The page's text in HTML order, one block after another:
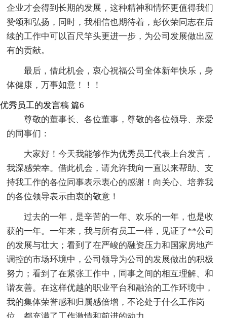
企业才会得到长期的发展，这种精神和情怀更值得我们
赞颂和弘扬，同时，我相信也期待着，彭伙荣同志在后
续的工作中可以百尺竿头更进一步，为公司发展做出应
有的贡献。
最后，借此机会，衷心祝福公司全体新年快乐，身
体健康，万事如意！！！
优秀员工的发言稿 篇6
尊敬的董事长、各位董事，尊敬的各位领导、亲爱
的同事们：
大家好！今天我能够作为优秀员工代表上台发言，
我深感荣幸。借此机会，请允许我向一直以来帮助、支
持我工作的各位同事表示衷心的感谢！向关心、培养我
的各位领导表示由衷的敬意！
过去的一年，是辛苦的一年、欢乐的一年，也是收
获的一年。一年来，我与所有员工一样，见证了**公司
的发展与壮大；看到了在严峻的融资压力和国家房地产
调控的市场环境中，公司领导为公司的发展做出的积极
努力；看到了在紧张工作中，同事之间的相互理解、和
谐友善。在这样优越的职业平台和融洽的工作环境中，
我的集体荣誉感和归属感倍增，不论处于什么工作岗